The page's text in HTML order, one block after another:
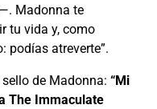
Madonna te
tu vida y, como
podías atreverte”.
de Madonna: “Mi
The Immaculate